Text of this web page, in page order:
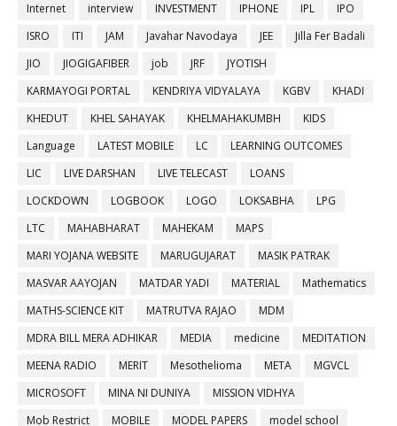
Internet
interview INVESTMENT IPHONE IPL
IPO
ISRO
ITI JAM Javahar Navodaya JEE
Jilla Fer Badali
JIO
JIOGIGAFIBER job JRF
JYOTISH
KARMAYOGI PORTAL
KENDRIYA VIDYALAYA KGBV
KHADI
KHEDUT
KHEL SAHAYAK KHELMAHAKUMBH
KIDS
Language
LATEST MOBILE LC
LEARNING OUTCOMES
LIC
LIVE DARSHAN LIVE TELECAST
LOANS
LOCKDOWN
LOGBOOK LOGO LOKSABHA
LPG
LTC
MAHABHARAT MAHEKAM
MAPS
MARI YOJANA WEBSITE
MARUGUJARAT
MASIK PATRAK
MASVAR AAYOJAN
MATDAR YADI MATERIAL
Mathematics
MATHS-SCIENCE KIT
MATRUTVA RAJAO
MDM
MDRA BILL MERA ADHIKAR
MEDIA medicine
MEDITATION
MEENA RADIO
MERIT Mesothelioma META
MGVCL
MICROSOFT
MINA NI DUNIYA
MISSION VIDHYA
Mob Restrict
MOBILE MODEL PAPERS model school